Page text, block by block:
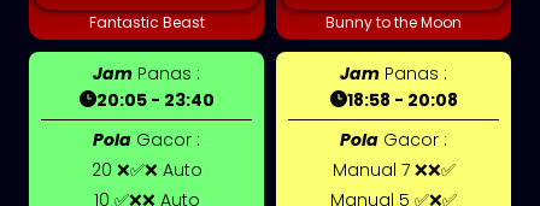
Fantastic Beast
Jam Panas :
20:05 - 23:40
Pola Gacor :
20 ❌✅❌ Auto
10 ✅❌❌ Auto
Bunny to the Moon
Jam Panas :
18:58 - 20:08
Pola Gacor :
Manual 7 ❌❌✅
Manual 5 ✅❌✅